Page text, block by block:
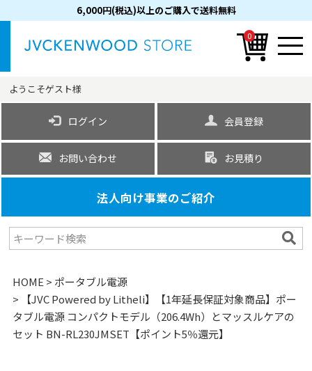
6,000円(税込)以上のご購入で送料無料
0
ようこそゲスト様
ログイン 会員登録
お問い合わせ お見積り
法人向け事業のご紹介
HOME
ポータブル電源
【JVC Powered by Litheli】【1年延長保証対象商品】ポー
タブル電源 コンパクトモデル（206.4Wh）とマッスルケアの
セット BN-RL230JMSET【ポイント5％還元】